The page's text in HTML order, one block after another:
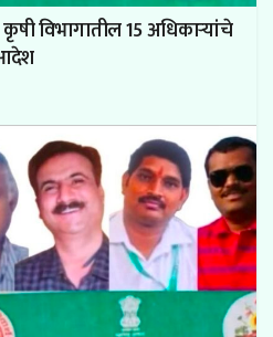
विभागातील 15 अधिकाऱ्यांचे